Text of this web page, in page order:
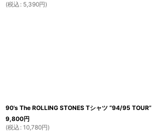
(税込 : 5,390円)
90's The ROLLING STONES Tシャツ “94/95 TOUR”
9,800円
(税込 : 10,780円)